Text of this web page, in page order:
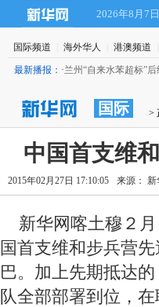
2026年8月7
国际频道 海外华人 港澳频道
最新播报： ·兰州“自来水苯超标”
国际 >
中国首支维
2015年02月27日 17:10:05 来源： 新
新华网喀土穆２
国首支维和步兵营
巴。加上先期抵达
队全部部署到位，